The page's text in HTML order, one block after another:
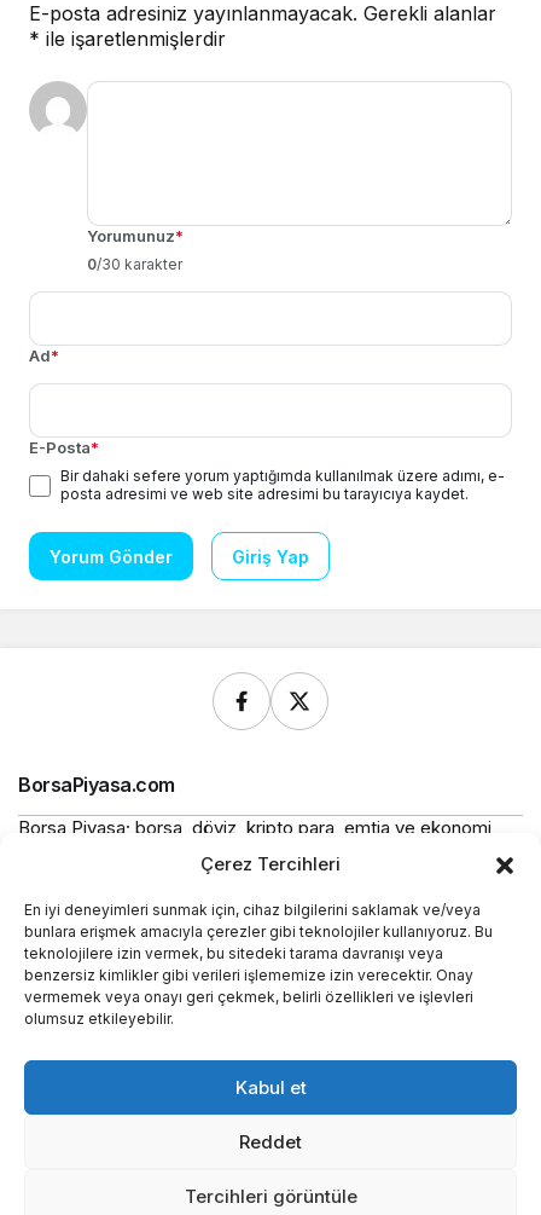
Çerez Tercihleri
En iyi deneyimleri sunmak için, cihaz bilgilerini saklamak ve/veya
bunlara erişmek amacıyla çerezler gibi teknolojiler kullanıyoruz. Bu
teknolojilere izin vermek, bu sitedeki tarama davranışı veya
benzersiz kimlikler gibi verileri işlememize izin verecektir. Onay
vermemek veya onayı geri çekmek, belirli özellikleri ve işlevleri
olumsuz etkileyebilir.
Kabul et
Reddet
Tercihleri görüntüle
E-posta adresiniz yayınlanmayacak. Gerekli alanlar
* ile işaretlenmişlerdir
Yorumunuz*
0/30 karakter
Ad*
E-Posta*
Bir dahaki sefere yorum yaptığımda kullanılmak üzere adımı, e-
posta adresimi ve web site adresimi bu tarayıcıya kaydet.
Yorum Gönder Giriş Yap
BorsaPiyasa.com
Borsa Piyasa; borsa, döviz, kripto para, emtia ve ekonomi
alanlarında güncel haberler, piyasa verileri ve bilgilendirici
içerikler sunan bağımsız bir dijital yayın platformudur.
Bu sitede yer alan içerikler bilgilendirme amaçlıdır ve
yatırım tavsiyesi niteliği taşımaz.
Yasal
Kurumsal
İletişim